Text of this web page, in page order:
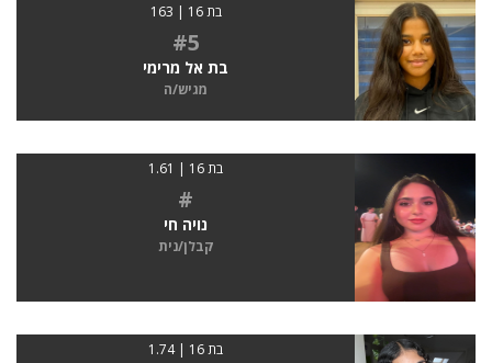
בת 16 | 163
#5
בת אל מרימי
מגיש/ה
בת 16 | 1.61
#
נויה חי
קבלן/נית
בת 16 | 1.74